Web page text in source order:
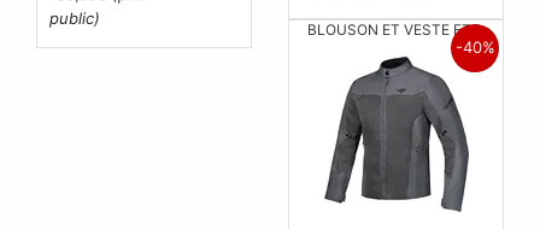
public)
BLOUSON ET VESTE ETE
-40%